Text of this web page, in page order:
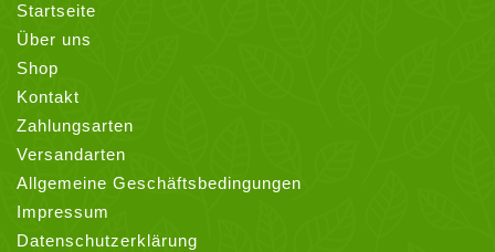
Startseite
Über uns
Shop
Kontakt
Zahlungsarten
Versandarten
Allgemeine Geschäftsbedingungen
Impressum
Datenschutzerklärung